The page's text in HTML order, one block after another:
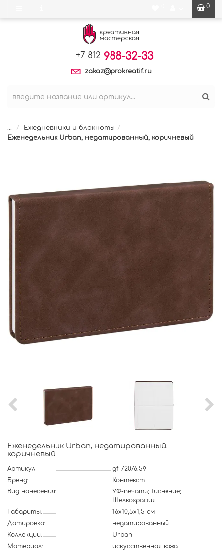
0
+7 812 988-32-33
zakaz@prokreatif.ru
...
Ежедневники и блокноты
Еженедельник Urban, недатированный, коричневый
Еженедельник Urban, недатированный,
коричневый
Артикул
gf-72076.59
Бренд:
Контекст
Вид нанесения:
УФ-печать; Тиснение;
Шелкография
Габариты:
16х10,5х1,5 см
Датировка:
недатированный
Коллекции:
Urban
Материал:
искусственная кожа